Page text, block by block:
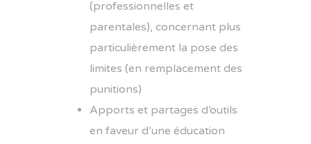
(professionnelles et
parentales), concernant plus
particulièrement la pose des
limites (en remplacement des
punitions)
Apports et partages d’outils
en faveur d’une éducation